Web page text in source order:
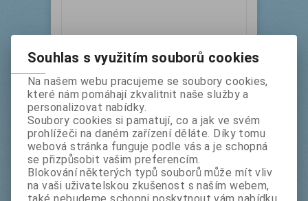
3M 9508W 12 mm x 66 m
Výrobce:3M
Katalogové číslo:
3m950812
Termín dodání (dny): 1
oboustranně lepicí bílá PE pěnová páska
bez DPH:337 Kč
Souhlas s využitím souborů cookies
Na našem webu pracujeme se soubory cookies,
které nám pomáhají zkvalitnit naše služby a
personalizovat nabídky.
Soubory cookies si pamatují, co a jak ve svém
prohlížeči na daném zařízení děláte. Díky tomu
webová stránka funguje podle vás a je schopná
se přizpůsobit vašim preferencím.
Blokování některých typů souborů může mít vliv
na vaši uživatelskou zkušenost s naším webem,